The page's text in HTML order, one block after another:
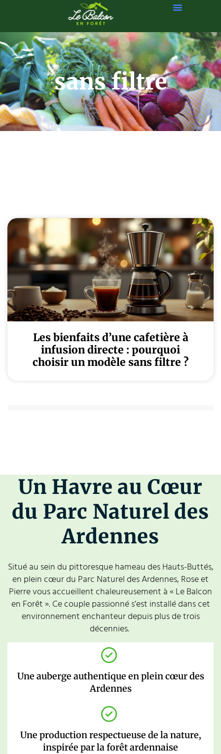
sans filtre
Les bienfaits d’une cafetière à
infusion directe : pourquoi
choisir un modèle sans filtre ?
Un Havre au Cœur
du Parc Naturel des
Ardennes
Situé au sein du pittoresque hameau des Hauts-Buttés,
en plein cœur du Parc Naturel des Ardennes, Rose et
Pierre vous accueillent chaleureusement à « Le Balcon
en Forêt ». Ce couple passionné s’est installé dans cet
environnement enchanteur depuis plus de trois
décennies.
Une auberge authentique en plein cœur des
Ardennes
Une production respectueuse de la nature,
inspirée par la forêt ardennaise